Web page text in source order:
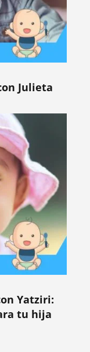
Julieta
Yatziri:
tu hija